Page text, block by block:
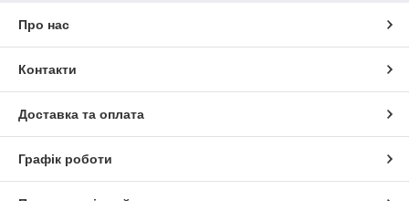
Про нас
Контакти
Доставка та оплата
Графік роботи